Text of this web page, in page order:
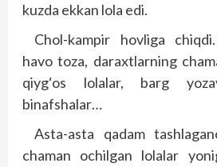
kuzda ekkan lola edi.
Chol-kampir hovliga
havo toza, daraxtlarning
qiyg‘os lolalar, barg
binafshalar…
Asta-asta qadam
chaman ochilgan lolalar